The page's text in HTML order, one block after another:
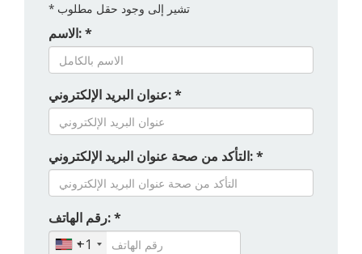
* تشير إلى وجود حقل مطلوب
الاسم: *
عنوان البريد الإلكتروني: *
التأكد من صحة عنوان البريد الإلكتروني: *
رقم الهاتف: *
+1